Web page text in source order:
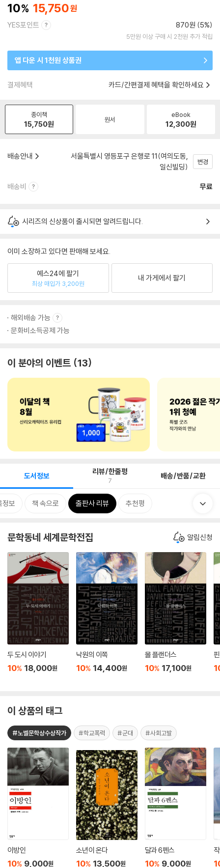
10 15,750
YES포인트 870원 (5%)
5만원 이상 구매 시 2천원 추가 적립
앱 다운 시 1천원 상품권
결제혜택 카드/간편결제 혜택을 확인하세요
종이책
15,750원 원서
eBook
12,300원
배송안내
서울특별시 영등포구 은행로 11(여의도동,
일신빌딩)
변경
배송비 무료
시리즈의 신상품이 출시되면 알려드립니다.
이미 소장하고 있다면 판매해 보세요.
예스24에 팔기
최상 매입가 3,200원
내 가게에서 팔기
해외배송 가능
문화비소득공제 가능
이 분야의 이벤트 13
도서정보 리뷰/한줄평
7 배송/반품/교환
정보 책 속으로 출판사 리뷰 추천평
문학동네 세계문학전집 알림신청
두 도시 이야기
10% 18,000원
낙원의 이쪽
10% 14,400원
몰 플랜더스
10% 17,100원
이 상품의 태그
#노벨문학상수상작가 #학교폭력 #군대 #사회고발
이방인
10% 9,000원
소년이 온다
10% 13,500원
달과 6펜스
10% 9,000원